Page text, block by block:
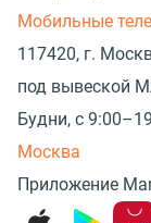
Мобильные
117420, г.
под вывеской
Будни, с
Москва
Приложение